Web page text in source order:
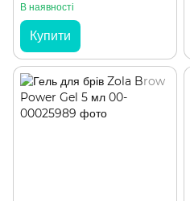
В наявності
Купити